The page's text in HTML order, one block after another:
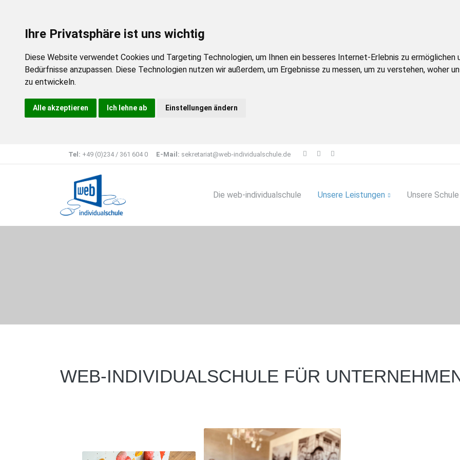
Ihre Privatsphäre ist uns wichtig
Diese Website verwendet Cookies und Targeting Technologien, um Ihnen ein besseres Internet-Erlebnis zu ermöglichen
Bedürfnisse anzupassen. Diese Technologien nutzen wir außerdem, um Ergebnisse zu messen, um zu verstehen, woher
zu entwickeln.
Alle akzeptieren Ich lehne ab Einstellungen ändern
Tel: +49 (0)234 / 361 604 0 E-Mail: sekretariat@web-individualschule.de
Die web-individualschule Unsere Leistungen Unsere Schule
WEB-INDIVIDUALSCHULE FÜR